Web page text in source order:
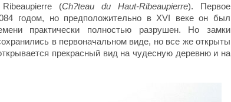
(Ch?teau du Haut-Ribeaupierre). Первое
годом, но предположительно в XVI веке он был
практически полностью разрушен. Но замки
в первоначальном виде, но все же открыты
прекрасный вид на чудесную деревню и на